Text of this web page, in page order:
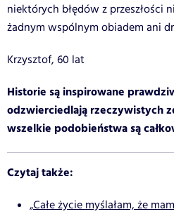
niektórych błędów z przeszłości
żadnym wspólnym obiadem ani
Krzysztof, 60 lat
Historie są inspirowane
odzwierciedlają rzeczywistych
wszelkie podobieństwa są
Czytaj także:
„Całe życie myślałam, że